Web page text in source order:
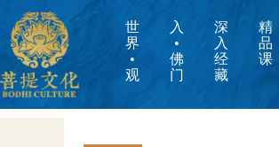
世
界
•
观
入
•
佛
门
深
入
经
藏
精
品
课